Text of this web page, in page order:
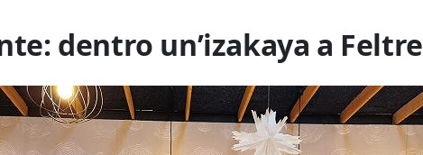
dentro un’izakaya a Feltre